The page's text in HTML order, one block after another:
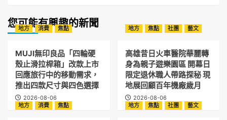
您可能有興趣的新聞
地方 消費 焦點
MUJI無印良品「四輪硬
殼止滑拉桿箱」改款上市
回應旅行中的移動需求，
推出四款尺寸與四色選擇
2026-08-06
地方 焦點 社團 藝文
高雄昔日火車醫院華麗轉
身為親子遊樂園區 開幕日
限定退休職人帶路探秘 現
地展回顧百年機廠歲月
2026-08-06
地方
消費 焦點 地方 焦點 社團 藝文